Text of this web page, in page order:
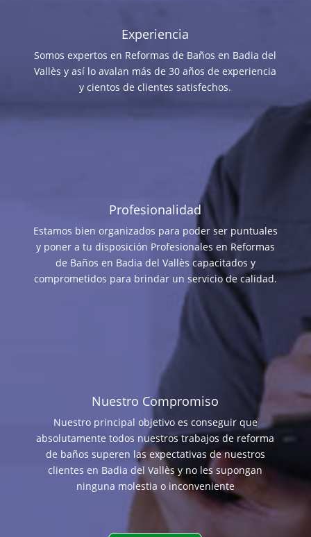
Experiencia
Somos expertos en Reformas de Baños en Badia del
Vallès y así lo avalan más de 30 años de experiencia
y cientos de clientes satisfechos.
Profesionalidad
Estamos bien organizados para poder ser puntuales
y poner a tu disposición Profesionales en Reformas
de Baños en Badia del Vallès capacitados y
comprometidos para brindar un servicio de calidad.
Nuestro Compromiso
Nuestro principal objetivo es conseguir que
absolutamente todos nuestros trabajos de reforma
de baños superen las expectativas de nuestros
clientes en Badia del Vallès y no les supongan
ninguna molestia o inconveniente